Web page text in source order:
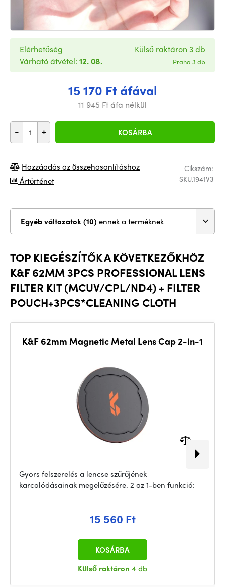
15 170 Ft áfával
11 945 Ft áfa nélkül
- + KOSÁRBA
Elérhetőség
Várható átvétel: 12. 08.
Külső raktáron 3 db
Praha 3 db
Cikszám:
SKU.1941V3
Hozzáadás az összehasonlításhoz
Ártörténet
Egyéb változatok (10) ennek a terméknek
TOP KIEGÉSZÍTŐK A KÖVETKEZŐKHÖZ
K&F 62MM 3PCS PROFESSIONAL LENS
FILTER KIT (MCUV/CPL/ND4) + FILTER
POUCH+3PCS*CLEANING CLOTH
K&F 62mm Magnetic Metal Lens Cap 2-in-1
Gyors felszerelés a lencse szűrőjének
karcolódásainak megelőzésére. 2 az 1-ben funkció:
15 560 Ft
Külső raktáron 4 db
KOSÁRBA